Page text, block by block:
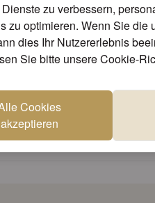
zu verbessern,
zu optimieren. Wenn Sie die
dies Ihr Nutzererlebnis
Sie bitte unsereCookie-
Cookies
akzeptieren